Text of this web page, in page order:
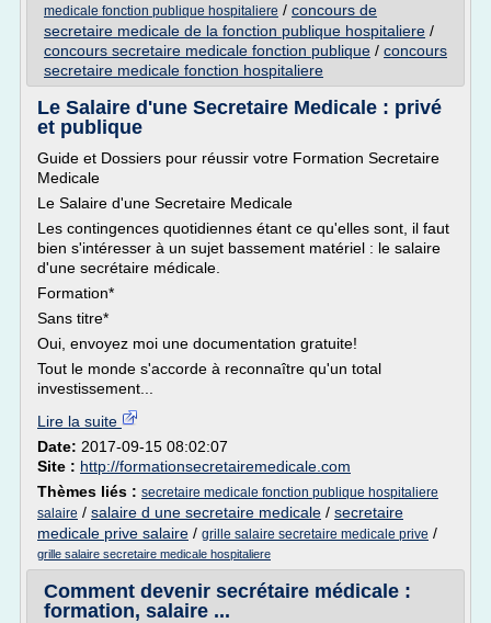
medicale fonction publique hospitaliere / concours de
secretaire medicale de la fonction publique hospitaliere /
concours secretaire medicale fonction publique / concours
secretaire medicale fonction hospitaliere
Le Salaire d'une Secretaire Medicale : privé
et publique
Guide et Dossiers pour réussir votre Formation Secretaire
Medicale
Le Salaire d'une Secretaire Medicale
Les contingences quotidiennes étant ce qu'elles sont, il faut
bien s'intéresser à un sujet bassement matériel : le salaire
d'une secrétaire médicale.
Formation*
Sans titre*
Oui, envoyez moi une documentation gratuite!
Tout le monde s'accorde à reconnaître qu'un total
investissement...
Lire la suite
Date: 2017-09-15 08:02:07
Site : http://formationsecretairemedicale.com
Thèmes liés : secretaire medicale fonction publique hospitaliere
salaire / salaire d une secretaire medicale / secretaire
medicale prive salaire / grille salaire secretaire medicale prive /
grille salaire secretaire medicale hospitaliere
Comment devenir secrétaire médicale :
formation, salaire ...